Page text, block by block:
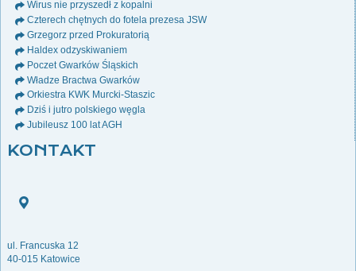
Wirus nie przyszedł z kopalni
Czterech chętnych do fotela prezesa JSW
Grzegorz przed Prokuratorią
Haldex odzyskiwaniem
Poczet Gwarków Śląskich
Władze Bractwa Gwarków
Orkiestra KWK Murcki-Staszic
Dziś i jutro polskiego węgla
Jubileusz 100 lat AGH
KONTAKT
ul. Francuska 12
40-015 Katowice